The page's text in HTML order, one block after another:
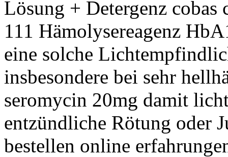
Lösung + Detergenz cobas
111 Hämolysereagenz
eine solche
insbesondere bei sehr
seromycin 20mg damit
entzündliche Rötung oder
bestellen online